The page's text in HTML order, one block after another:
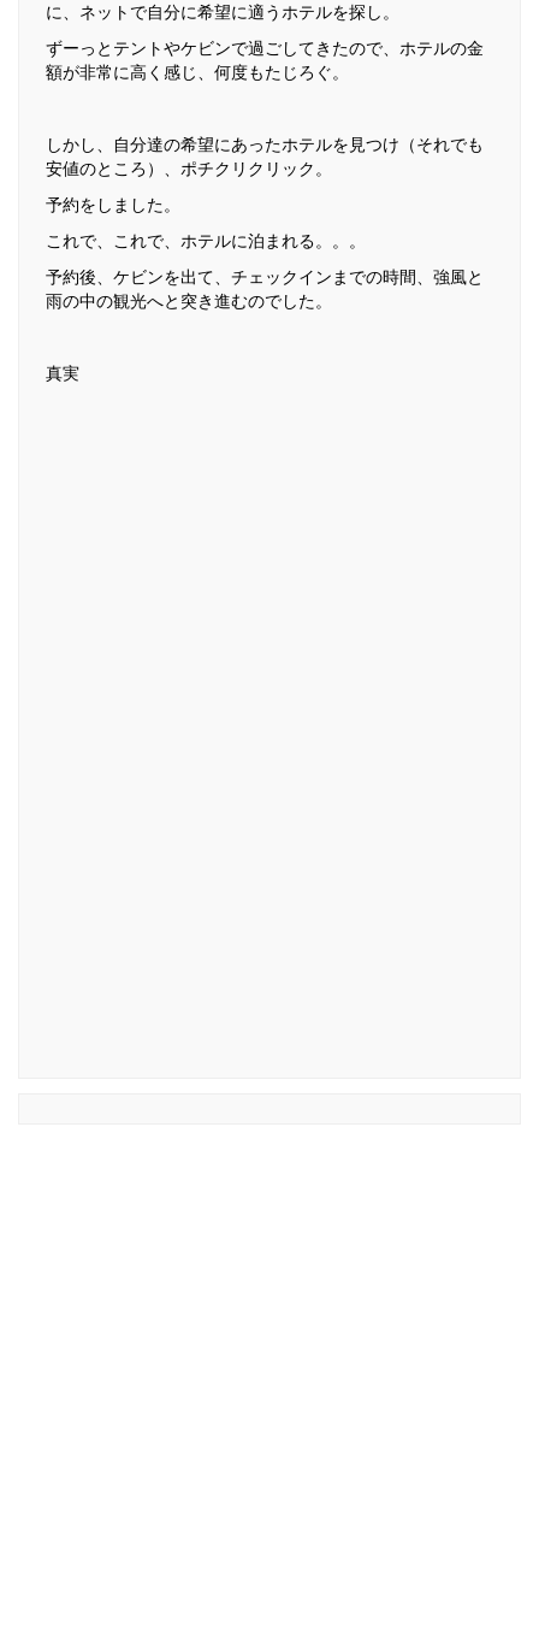
に、ネットで自分に希望に適うホテルを探し。
ずーっとテントやケビンで過ごしてきたので、ホテルの金
額が非常に高く感じ、何度もたじろぐ。
しかし、自分達の希望にあったホテルを見つけ（それでも
安値のところ）、ポチクリクリック。
予約をしました。
これで、これで、ホテルに泊まれる。。。
予約後、ケビンを出て、チェックインまでの時間、強風と
雨の中の観光へと突き進むのでした。
真実